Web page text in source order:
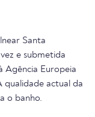
Santa
e submetida
Agência Europeia
actual da
o banho.